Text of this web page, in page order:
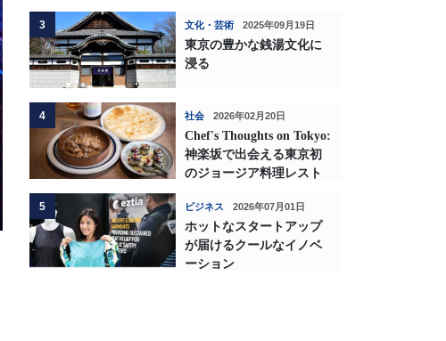
3 文化・芸術 2025年09月19日
東京の豊かな銭湯文化に
浸る
4 社会 2026年02月20日
Chef's Thoughts on Tokyo:
神楽坂で出会える東京初
のジョージア料理レスト
5 ビジネス 2026年07月01日
ホットなスタートアップ
が届けるクールなイノベ
ーション